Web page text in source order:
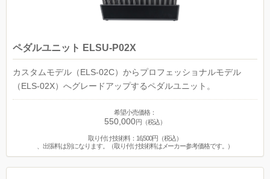
ペダルユニット ELSU-P02X
カスタムモデル（ELS-02C）からプロフェッショナルモデル
（ELS-02X）へグレードアップするペダルユニット。
希望小売価格：
550,000円（税込）
取り付け技術料：16,500円（税込）
、出張料は別になります。（取り付け技術料はメーカー参考価格です。）